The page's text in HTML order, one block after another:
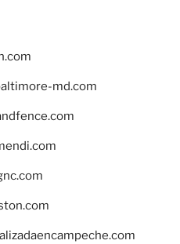
md.com